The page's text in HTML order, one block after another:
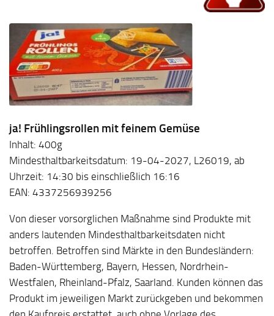
ja! Frühlingsrollen mit feinem Gemüse
Inhalt: 400g
Mindesthaltbarkeitsdatum: 19-04-2027, L26019, ab
Uhrzeit: 14:30 bis einschließlich 16:16
EAN: 4337256939256
Von dieser vorsorglichen Maßnahme sind Produkte mit
anders lautenden Mindesthaltbarkeitsdaten nicht
betroffen. Betroffen sind Märkte in den Bundesländern:
Baden-Württemberg, Bayern, Hessen, Nordrhein-
Westfalen, Rheinland-Pfalz, Saarland. Kunden können das
Produkt im jeweiligen Markt zurückgeben und bekommen